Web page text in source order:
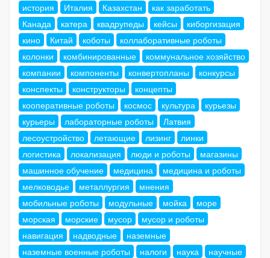
история
Италия Казахстан
как заработать
Канада
катера квадрупеды кейсы
киборгизация
кино
Китай коботы
коллаборативные роботы
колонки
комбинированные
коммунальное хозяйство
компании
компоненты конвертопланы
конкурсы
конспекты
конструкторы
концепты
кооперативные роботы
космос культура
курьезы
курьеры
лабораторные роботы
Латвия
лесоустройство
летающие лизинг
линки
логистика
локализация люди и роботы
магазины
машинное обучение
медицина
медицина и роботы
мелководье
металлургия
мнения
мобильные роботы
модульные мойка
море
морская
морские мусор
мусор и роботы
навигация
надводные
наземные
наземные военные роботы
налоги наука
научные